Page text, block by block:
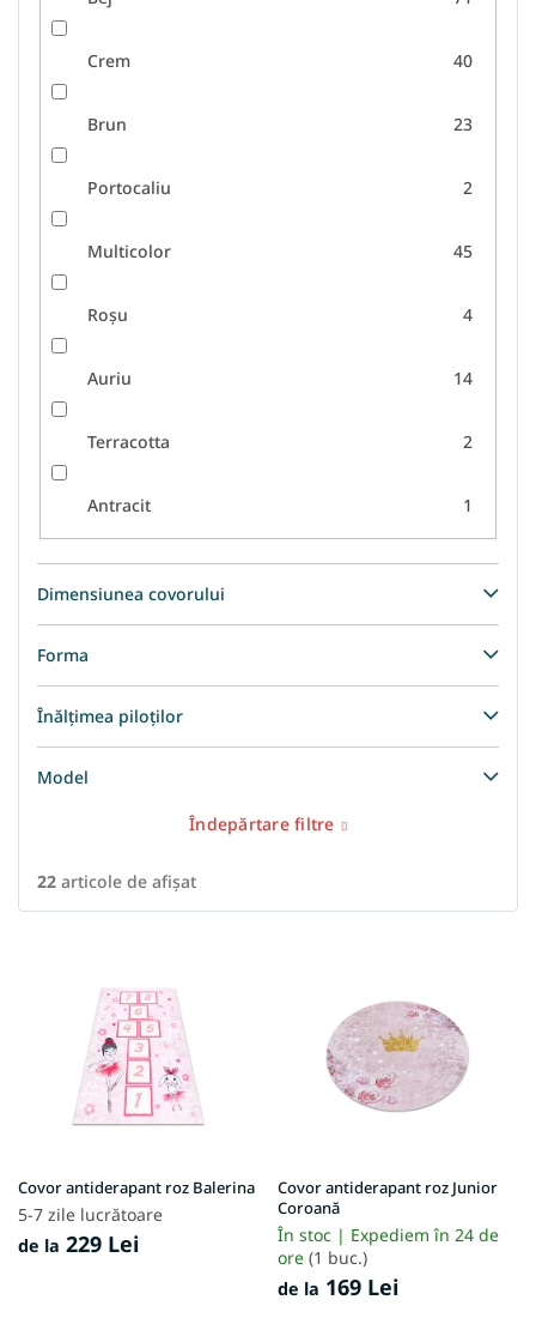
Crem 40
Brun 23
Portocaliu 2
Multicolor 45
Roșu 4
Auriu 14
Terracotta 2
Antracit 1
Dimensiunea covorului
Forma
Înălțimea piloților
Model
Îndepărtare filtre
22 articole de afişat
u
s
e
Covor antiderapant roz Balerina
5-7 zile lucrătoare
de la 229 Lei
Covor antiderapant roz Junior
Coroană
În stoc | Expediem în 24 de
ore (1 buc.)
de la 169 Lei